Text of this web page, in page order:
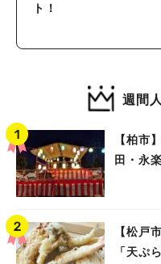
ト！
週間
【柏市
田・永
【松戸
「天ぷ